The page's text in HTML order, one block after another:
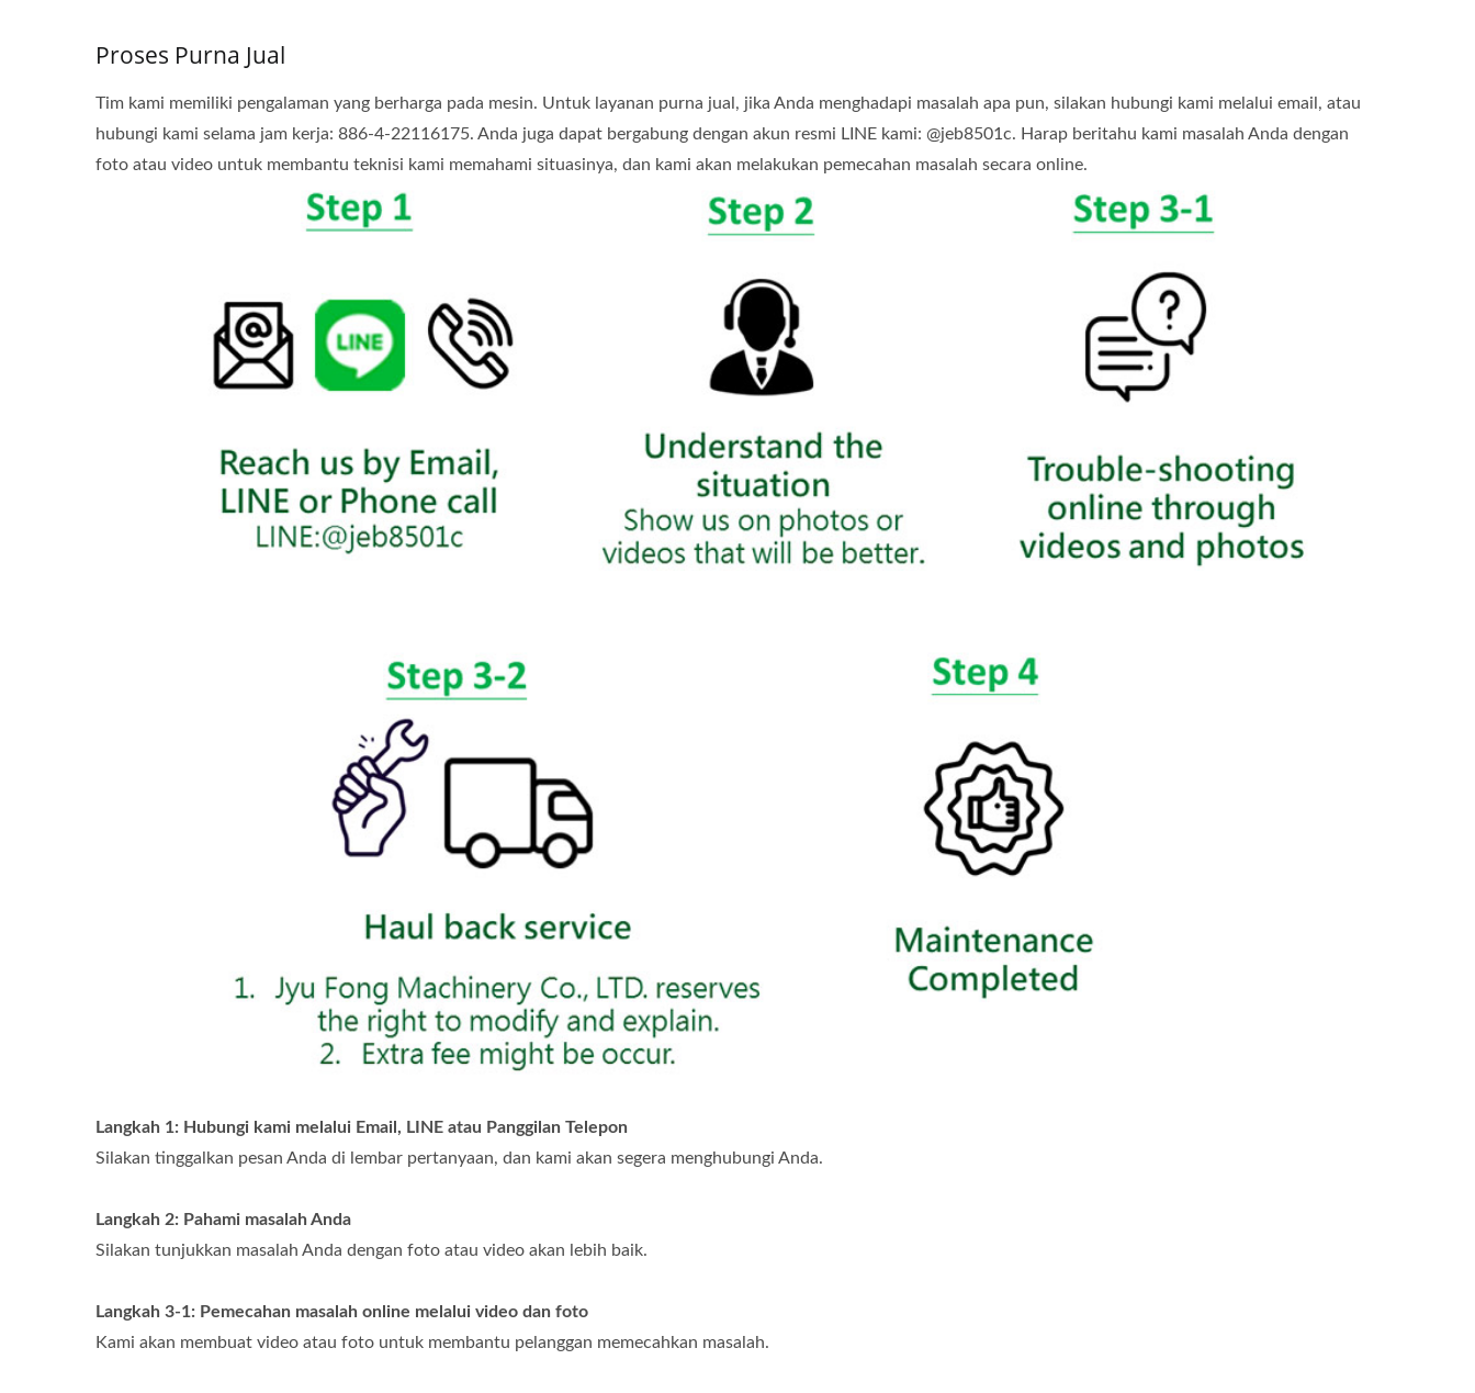
Proses Purna Jual
Tim kami memiliki pengalaman yang berharga pada mesin. Untuk layanan purna jual, jika Anda menghadapi masalah apa pun, silakan hubungi kami melalui email, atau
hubungi kami selama jam kerja: 886-4-22116175. Anda juga dapat bergabung dengan akun resmi LINE kami: @jeb8501c. Harap beritahu kami masalah Anda dengan
foto atau video untuk membantu teknisi kami memahami situasinya, dan kami akan melakukan pemecahan masalah secara online.
Langkah 1: Hubungi kami melalui Email, LINE atau Panggilan Telepon
Silakan tinggalkan pesan Anda di lembar pertanyaan, dan kami akan segera menghubungi Anda.
Langkah 2: Pahami masalah Anda
Silakan tunjukkan masalah Anda dengan foto atau video akan lebih baik.
Langkah 3-1: Pemecahan masalah online melalui video dan foto
Kami akan membuat video atau foto untuk membantu pelanggan memecahkan masalah.